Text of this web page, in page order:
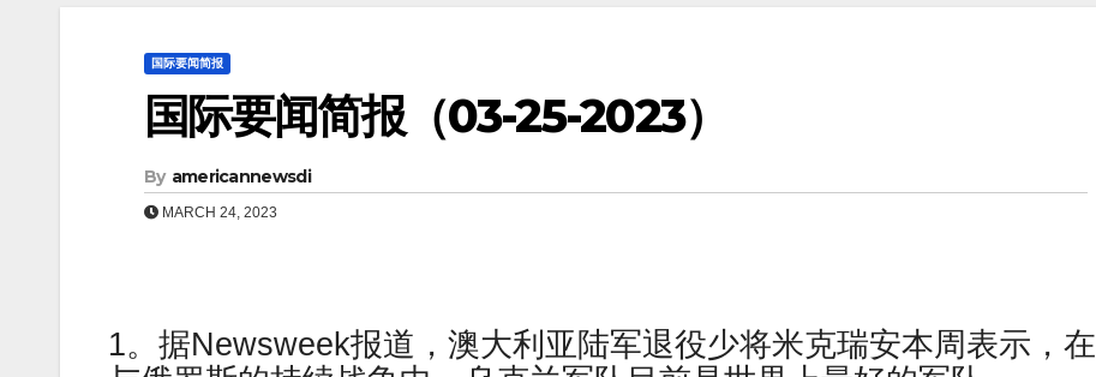
国际要闻简报
国际要闻简报（03-25-2023）
By americannewsdi
MARCH 24, 2023
1。据Newsweek报道，澳大利亚陆军退役少将米克瑞安本周表示，在